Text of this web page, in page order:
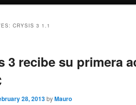
CRYSIS 3 1.1
3 recibe su primera
28, 2013 byMauro